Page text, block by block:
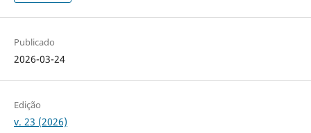
Publicado
2026-03-24
Edição
v. 23 (2026)